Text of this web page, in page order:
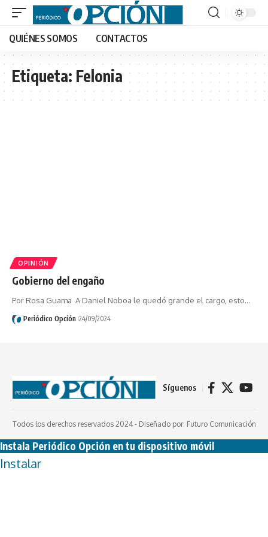
QUIÉNES SOMOS CONTACTOS
Etiqueta:Felonia
OPINIÓN
Gobierno del engaño
Por Rosa Guama A Daniel Noboa le quedó grande el cargo, esto…
Periódico Opción 24/09/2024
Síguenos
Todos los derechos reservados 2024 - Diseñado por: Futuro Comunicación
Instala Periódico Opción en tu dispositivo móvil
Instalar